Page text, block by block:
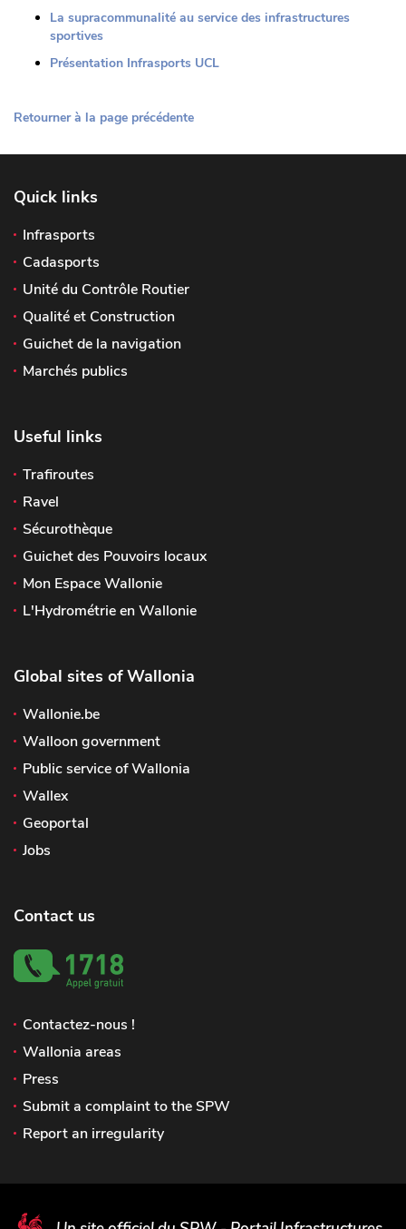
La supracommunalité au service des infrastructures
sportives
Présentation Infrasports UCL
Retourner à la page précédente
Quick links
Infrasports
Cadasports
Unité du Contrôle Routier
Qualité et Construction
Guichet de la navigation
Marchés publics
Useful links
Trafiroutes
Ravel
Sécurothèque
Guichet des Pouvoirs locaux
Mon Espace Wallonie
L'Hydrométrie en Wallonie
Global sites of Wallonia
Wallonie.be
Walloon government
Public service of Wallonia
Wallex
Geoportal
Jobs
Contact us
Contactez-nous !
Wallonia areas
Press
Submit a complaint to the SPW
Report an irregularity